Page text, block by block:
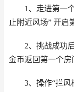
1、走进第一
止附近风场” 开启
2、挑战成功
金币返回第一个房
3、操作“拦风